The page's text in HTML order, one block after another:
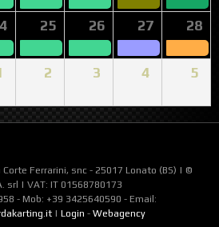
25 26 27 28
2 3 4 5
Ferrarini, snc - 25017 Lonato (BS) | ©
srl | VAT: IT 01568780173
- Mob: +39 3425640590 - Email:
| Login - Webagency